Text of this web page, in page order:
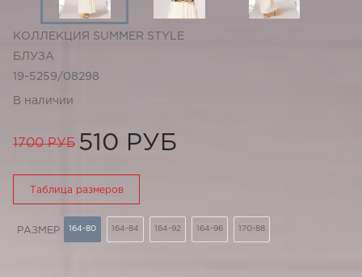
КОЛЛЕКЦИЯ SUMMER STYLE
БЛУЗА
19-5259/08298
В наличии
1700 РУБ 510 РУБ
Таблица размеров
РАЗМЕР 164-80 164-84 164-92 164-96 170-88